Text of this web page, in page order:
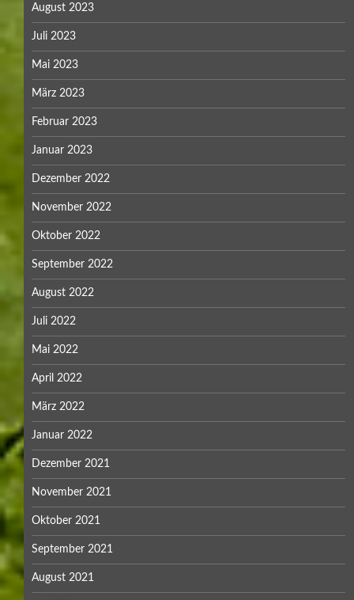
August 2023
Juli 2023
Mai 2023
März 2023
Februar 2023
Januar 2023
Dezember 2022
November 2022
Oktober 2022
September 2022
August 2022
Juli 2022
Mai 2022
April 2022
März 2022
Januar 2022
Dezember 2021
November 2021
Oktober 2021
September 2021
August 2021